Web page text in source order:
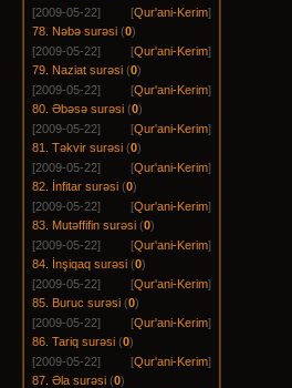
[2009-05-22]
[Qur'ani-Kerim]
78. Nəbə surəsi (0)
[2009-05-22]
[Qur'ani-Kerim]
79. Naziat surəsi (0)
[2009-05-22]
[Qur'ani-Kerim]
80. Əbəsə surəsi (0)
[2009-05-22]
[Qur'ani-Kerim]
81. Təkvir surəsi (0)
[2009-05-22]
[Qur'ani-Kerim]
82. İnfitar surəsi (0)
[2009-05-22]
[Qur'ani-Kerim]
83. Mutəffifin surəsi (0)
[2009-05-22]
[Qur'ani-Kerim]
84. İnşiqaq surəsi (0)
[2009-05-22]
[Qur'ani-Kerim]
85. Buruc surəsi (0)
[2009-05-22]
[Qur'ani-Kerim]
86. Tariq surəsi (0)
[2009-05-22]
[Qur'ani-Kerim]
87. Əla surəsi (0)